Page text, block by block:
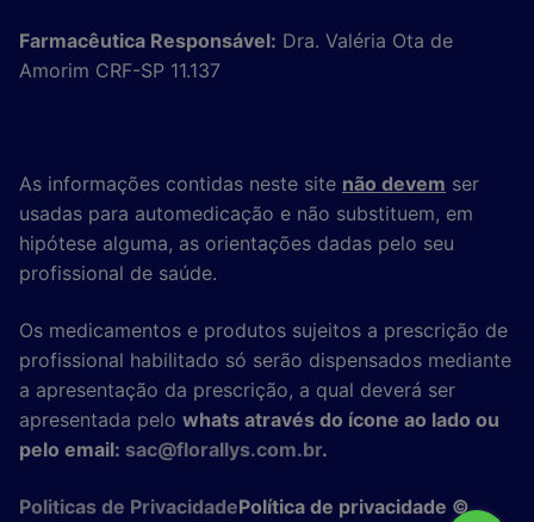
Farmacêutica Responsável: Dra. Valéria Ota de
Amorim CRF-SP 11.137
As informações contidas neste site não devem ser
usadas para automedicação e não substituem, em
hipótese alguma, as orientações dadas pelo seu
profissional de saúde.
Os medicamentos e produtos sujeitos a prescrição de
profissional habilitado só serão dispensados mediante
a apresentação da prescrição, a qual deverá ser
apresentada pelo whats através do ícone ao lado ou
pelo email: sac@florallys.com.br.
Politicas de PrivacidadePolítica de privacidade ©